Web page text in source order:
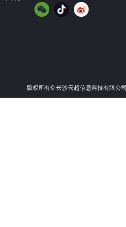
版权所有© 长沙云超信息科技有限公司